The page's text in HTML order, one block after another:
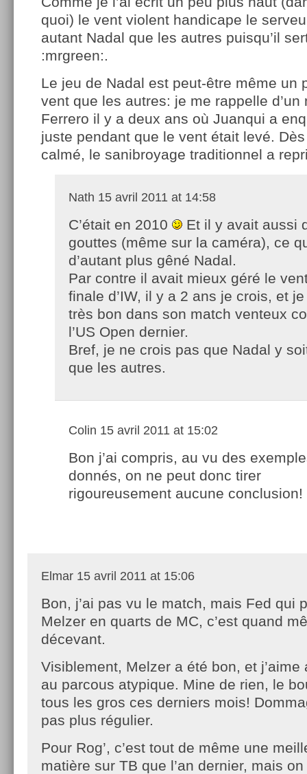
quoi) le vent violent handicape le
autant Nadal que les autres puisqu’il
:mrgreen:.
Le jeu de Nadal est peut-être même un
vent que les autres: je me rappelle d’un
Ferrero il y a deux ans où Juanqui a
juste pendant que le vent était levé.
calmé, le sanibroyage traditionnel a
Nath 15 avril 2011 at 14:58
C’était en 2010
Et il y avait aussi
gouttes (même sur la caméra), ce
d’autant plus gêné Nadal.
Par contre il avait mieux géré le
finale d’IW, il y a 2 ans je crois, et
très bon dans son match venteux
l’US Open dernier.
Bref, je ne crois pas que Nadal y
que les autres.
Colin 15 avril 2011 at 15:02
Bon j’ai compris, au vu des
donnés, on ne peut donc tirer
rigoureusement aucune conclusion!
Elmar 15 avril 2011 at 15:06
Bon, j’ai pas vu le match, mais Fed qui
Melzer en quarts de MC, c’est quand
décevant.
Visiblement, Melzer a été bon, et j’aime
au parcous atypique. Mine de rien, le
tous les gros ces derniers mois!
pas plus régulier.
Pour Rog’, c’est tout de même une
matière sur TB que l’an dernier, mais